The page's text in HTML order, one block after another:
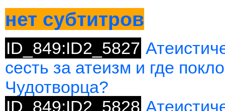
нет субтитров
ID_849:ID2_5827
сесть за атеизм и где
Чудотворца?
ID_849:ID2_5828